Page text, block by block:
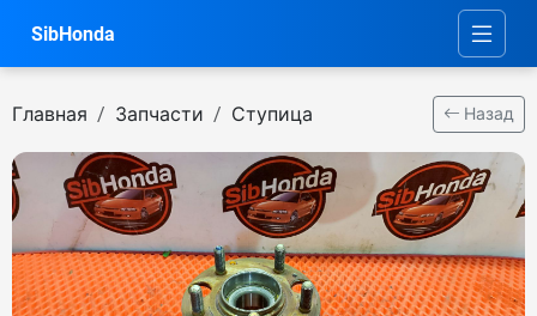
SibHonda
Главная Запчасти Ступица Назад